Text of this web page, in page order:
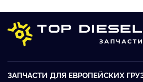
ЗАПЧАСТИ ДЛЯ ЕВРОПЕЙСКИХ